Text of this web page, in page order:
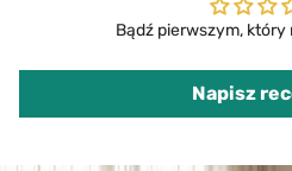
Bądź pierwszym,
Napisz